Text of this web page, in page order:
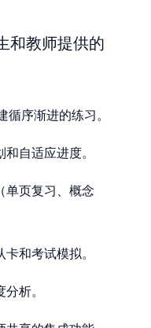
教师提供的
序渐进的练习。
自适应进度。
单页复习、概念
和考试模拟。
析。